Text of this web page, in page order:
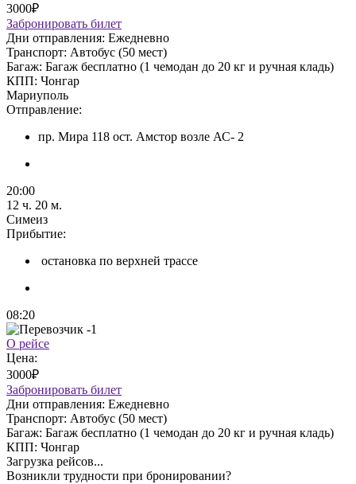
3000₽
Забронировать билет
Дни отправления: Ежедневно
Транспорт: Автобус (50 мест)
Багаж: Багаж бесплатно (1 чемодан до 20 кг и ручная кладь)
КПП: Чонгар
Мариуполь
Отправление:
пр. Мира 118 ост. Амстор возле АС- 2
20:00
12 ч. 20 м.
Симеиз
Прибытие:
остановка по верхней трассе
08:20
О рейсе
Цена:
3000₽
Забронировать билет
Дни отправления: Ежедневно
Транспорт: Автобус (50 мест)
Багаж: Багаж бесплатно (1 чемодан до 20 кг и ручная кладь)
КПП: Чонгар
Загрузка рейсов...
Возникли трудности при бронировании?